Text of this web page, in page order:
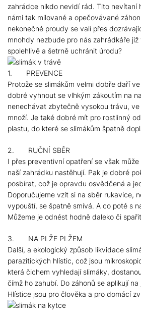
zahrádce nikdo nevidí rád. Tito nevítaní
námi tak milované a opečovávané
nekonečné proudy se valí přes
mnohdy nezbude pro nás zahrádkáře
spolehlivě a šetrně uchránit úrodu?
1. PREVENCE
Protože se slimákům velmi dobře daří
dobré vyhnout se vlhkým zákoutím na
nenechávat zbytečně vysokou trávu,
množí. Je také dobré mít pro rostlinný
plastu, do které se slimákům špatně
2. RUČNÍ SBĚR
I přes preventivní opatření se však
naší zahrádku nastěhují. Pak je dobré
posbírat, což je opravdu osvědčená a
Doporučujeme vzít si na sběr rukavice,
vypouští, se špatně smívá. A co poté s
Můžeme je odnést hodně daleko či
3. NA PLŽE PLŽEM
Další, a ekologický způsob likvidace
parazitických hlístic, což jsou
která čichem vyhledají slimáky,
čímž ho zahubí. Do záhonů se aplikují
Hlístice jsou pro člověka a pro domácí